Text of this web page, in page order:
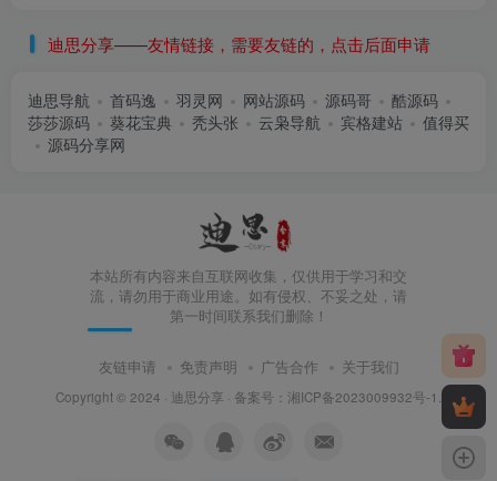
迪思分享——友情链接，需要友链的，点击后面申请
迪思导航 首码逸 羽灵网 网站源码 源码哥
酷源码
莎莎源码
葵花宝典 秃头张 云枭导航 宾格建站
值得买
源码分享网
本站所有内容来自互联网收集，仅供用于学习和交
流，请勿用于商业用途。如有侵权、不妥之处，请
第一时间联系我们删除！
友链申请 免责声明 广告合作 关于我们
Copyright © 2024 · 迪思分享 · 备案号： 湘ICP备2023009932号-1 .